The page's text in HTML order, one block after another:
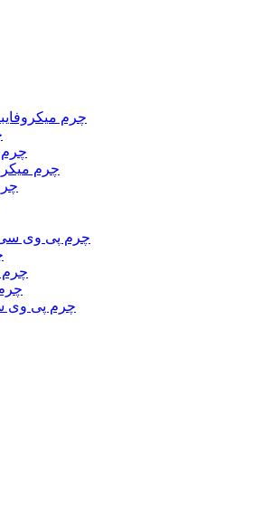
چرم
چرم
چرم
چرم پی وی
چرم پی وی